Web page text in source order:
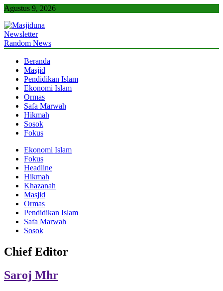
Skip
content
Agustus 9, 2026
Masjiduna
Referensi Berita Islam Indonesia
Newsletter
Random News
Beranda
Masjid
Pendidikan Islam
Ekonomi Islam
Ormas
Safa Marwah
Hikmah
Sosok
Fokus
Ekonomi Islam
Fokus
Headline
Hikmah
Khazanah
Masjid
Ormas
Pendidikan Islam
Safa Marwah
Sosok
Chief Editor
Saroj Mhr